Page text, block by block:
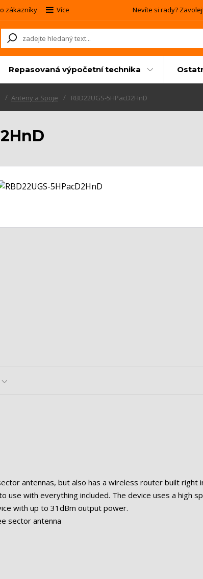
zákazníky Více Nevíte si rady?
Repasovaná výpočetní technika
Anteny a Spoje RBD22UGS-5HPacD2HnD
antennas, but also has a wireless router built right
use with everything included. The device uses a high
with up to 31dBm output power.
sector antenna